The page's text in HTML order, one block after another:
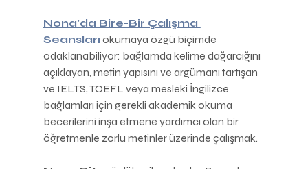
Nona'da Bire-Bir Çalışma
Seansları okumaya özgü biçimde
odaklanabiliyor: bağlamda kelime dağarcığını
açıklayan, metin yapısını ve argümanı tartışan
ve IELTS, TOEFL veya mesleki İngilizce
bağlamları için gerekli akademik okuma
becerilerini inşa etmene yardımcı olan bir
öğretmenle zorlu metinler üzerinde çalışmak.